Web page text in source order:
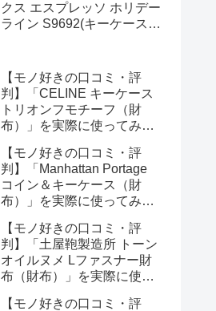
クス エスプレッソ ホリデー
ライン S9692(キーケース・
【モノ好きの口コミ・評
判】「CELINE キーケース
トリオンフモチーフ（財
布）」を実際に使ってみた
【モノ好きの口コミ・評
判】「Manhattan Portage
コイン＆キーケース（財
布）」を実際に使ってみた
【モノ好きの口コミ・評
判】「土屋鞄製造所 トーン
オイルヌメ Lファスナー財
布（財布）」を実際に使っ
【モノ好きの口コミ・評